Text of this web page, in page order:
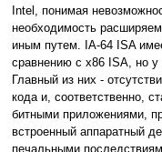
Intel, понимая
необходимость
иным путем. IA-64 ISA
сравнению с x86 ISA, но у
Главный из них -
кода и, соответственно,
битными приложениями,
встроенный аппаратный
печальными